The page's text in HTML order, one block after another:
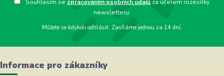
Souhlasím se zpracováním osobních údajů za účelem rozesílky
newsletteru.
Můžete se kdykoli odhlásit. Zasíláme jednou za 14 dní.
Informace pro zákazníky